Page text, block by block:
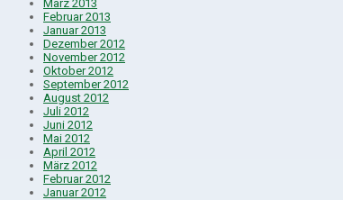
März 2013
Februar 2013
Januar 2013
Dezember 2012
November 2012
Oktober 2012
September 2012
August 2012
Juli 2012
Juni 2012
Mai 2012
April 2012
März 2012
Februar 2012
Januar 2012